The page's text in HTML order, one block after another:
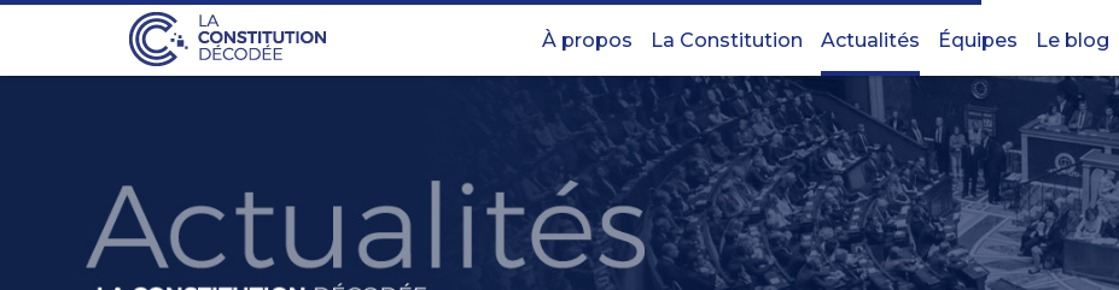
À propos La Constitution Actualités Équipes Le blog